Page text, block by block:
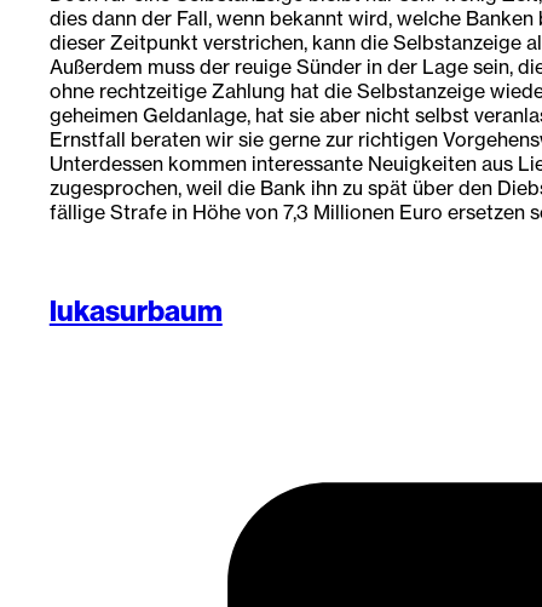
dies dann der Fall, wenn bekannt wird, welche
dieser Zeitpunkt verstrichen, kann die Selbstanzeige
Außerdem muss der reuige Sünder in der Lage sein,
ohne rechtzeitige Zahlung hat die Selbstanzeige
geheimen Geldanlage, hat sie aber nicht selbst
Ernstfall beraten wir sie gerne zur richtigen
Unterdessen kommen interessante Neuigkeiten aus
zugesprochen, weil die Bank ihn zu spät über den
fällige Strafe in Höhe von 7,3 Millionen Euro ersetzen
lukasurbaum